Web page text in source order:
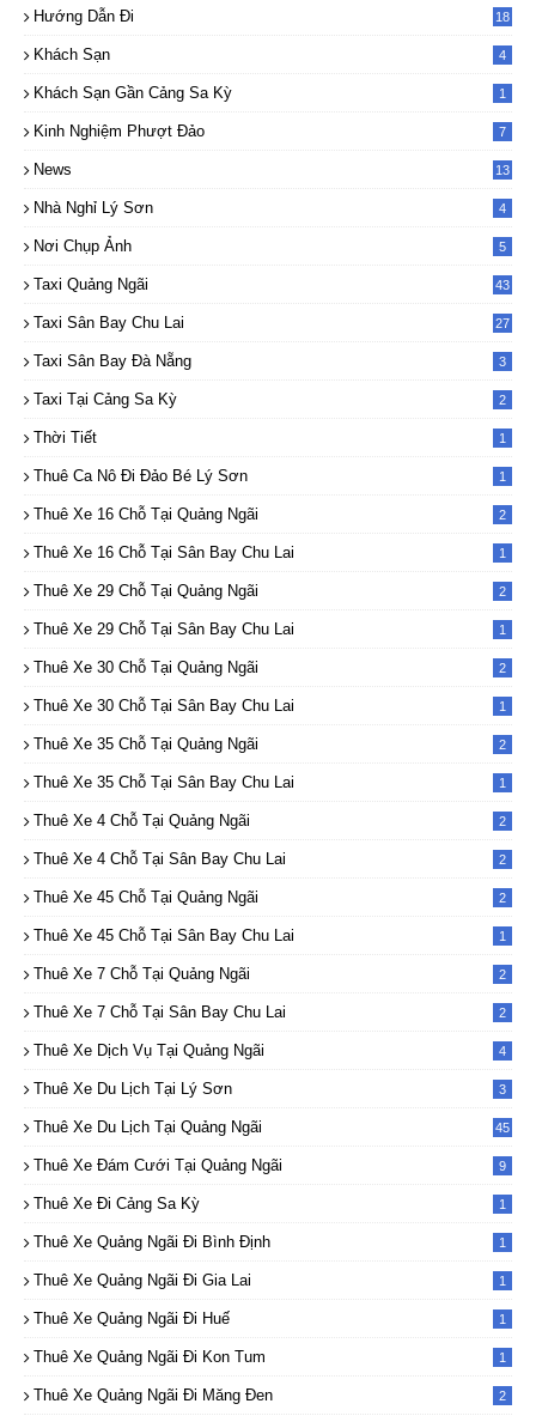
Hướng Dẫn Đi 18
Khách Sạn 4
Khách Sạn Gần Cảng Sa Kỳ 1
Kinh Nghiệm Phượt Đảo 7
News
13
Nhà Nghỉ Lý Sơn 4
Nơi Chụp Ảnh 5
Taxi Quảng Ngãi 43
Taxi Sân Bay Chu Lai 27
Taxi Sân Bay Đà Nẵng 3
Taxi Tại Cảng Sa Kỳ 2
Thời Tiết 1
Thuê Ca Nô Đi Đảo Bé Lý Sơn 1
Thuê Xe 16 Chỗ Tại Quảng Ngãi 2
Thuê Xe 16 Chỗ Tại Sân Bay Chu Lai 1
Thuê Xe 29 Chỗ Tại Quảng Ngãi 2
Thuê Xe 29 Chỗ Tại Sân Bay Chu Lai 1
Thuê Xe 30 Chỗ Tại Quảng Ngãi 2
Thuê Xe 30 Chỗ Tại Sân Bay Chu Lai 1
Thuê Xe 35 Chỗ Tại Quảng Ngãi 2
Thuê Xe 35 Chỗ Tại Sân Bay Chu Lai 1
Thuê Xe 4 Chỗ Tại Quảng Ngãi 2
Thuê Xe 4 Chỗ Tại Sân Bay Chu Lai 2
Thuê Xe 45 Chỗ Tại Quảng Ngãi 2
Thuê Xe 45 Chỗ Tại Sân Bay Chu Lai 1
Thuê Xe 7 Chỗ Tại Quảng Ngãi 2
Thuê Xe 7 Chỗ Tại Sân Bay Chu Lai 2
Thuê Xe Dịch Vụ Tại Quảng Ngãi 4
Thuê Xe Du Lịch Tại Lý Sơn 3
Thuê Xe Du Lịch Tại Quảng Ngãi 45
Thuê Xe Đám Cưới Tại Quảng Ngãi 9
Thuê Xe Đi Cảng Sa Kỳ 1
Thuê Xe Quảng Ngãi Đi Bình Định 1
Thuê Xe Quảng Ngãi Đi Gia Lai 1
Thuê Xe Quảng Ngãi Đi Huế 1
Thuê Xe Quảng Ngãi Đi Kon Tum 1
Thuê Xe Quảng Ngãi Đi Măng Đen 2